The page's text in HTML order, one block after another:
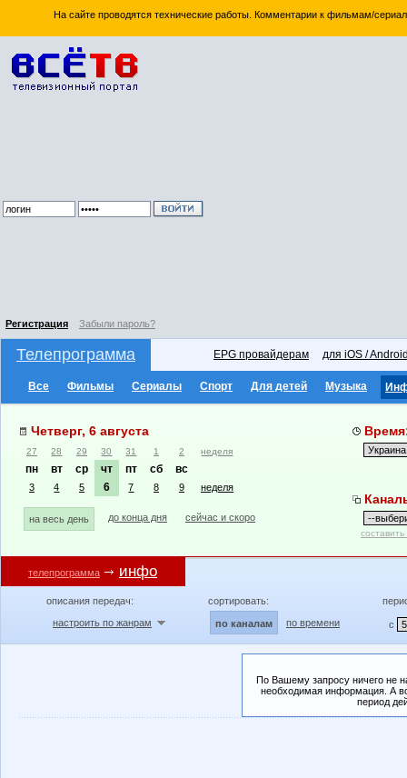
На сайте проводятся технические работы. Комментарии к фильмам/
Регистрация Забыли пароль?
Телепрограмма EPG провайдерам для iOS /
Все Фильмы Сериалы Спорт Для детей Музыка
Четверг, 6 августа
27 28 29 30 31 1 2 неделя
пн вт ср чт пт сб вс
3 4 5 6 7 8 9 неделя
на весь день до конца дня сейчас и скоро
телепрограмма инфо
описания передач:
настроить по жанрам
сортировать:
по каналам по времени с
По Вашему запросу ничего не
необходимая информация. А
период